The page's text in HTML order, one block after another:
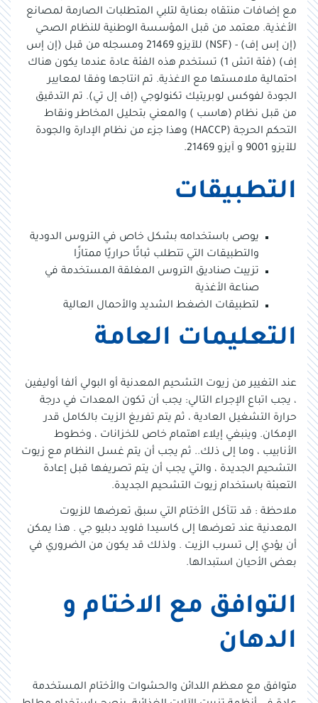
مع إضافات منتقاه بعناية لتلبي المتطلبات الصارمة لمصانع
الأغذية. معتمد من قبل المؤسسة الوطنية للنظام الصحي
(إن إس إف) - (NSF) للآيزو 21469 ومسجله من قبل (إن إس
إف) (فئة اتش 1) تستخدم هذه الفئة عادة عندما يكون هناك
احتمالية ملامستها مع الاغذية. تم انتاجها وفقا لمعايير
الجودة لفوكس لوبريتيك تكنولوجي (إف إل تي). تم التدقيق
من قبل نظام (هاسب ) والمعني بتحليل المخاطر ونقاط
التحكم الحرجة (HACCP) وهذا جزء من نظام الإدارة والجودة
للآيزو 9001 و آيزو 21469.
التطبيقات
يوصى باستخدامه بشكل خاص في التروس الدودية
والتطبيقات التي تتطلب ثباتًا حراريًا ممتازًا
تزييت صناديق التروس المغلقة المستخدمة في
صناعة الأغذية
لتطبيقات الضغط الشديد والأحمال العالية
التعليمات العامة
عند التغيير من زيوت التشحيم المعدنية أو البولي ألفا أوليفين
، يجب اتباع الإجراء التالي: يجب أن تكون المعدات في درجة
حرارة التشغيل العادية ، ثم يتم تفريغ الزيت بالكامل قدر
الإمكان. وينبغي إيلاء اهتمام خاص للخزانات ، وخطوط
الأنابيب ، وما إلى ذلك.. ثم يجب أن يتم غسل النظام مع زيوت
التشحيم الجديدة ، والتي يجب أن يتم تصريفها قبل إعادة
التعبئة باستخدام زيوت التشحيم الجديدة.
ملاحظة : قد تتآكل الأختام التي سبق تعرضها للزيوت
المعدنية عند تعرضها إلى كاسيدا فلويد دبليو جي . هذا يمكن
أن يؤدي إلى تسرب الزيت . ولذلك قد يكون من الضروري في
بعض الأحيان استبدالها.
التوافق مع الاختام و
الدهان
متوافق مع معظم اللدائن والحشوات والأختام المستخدمة